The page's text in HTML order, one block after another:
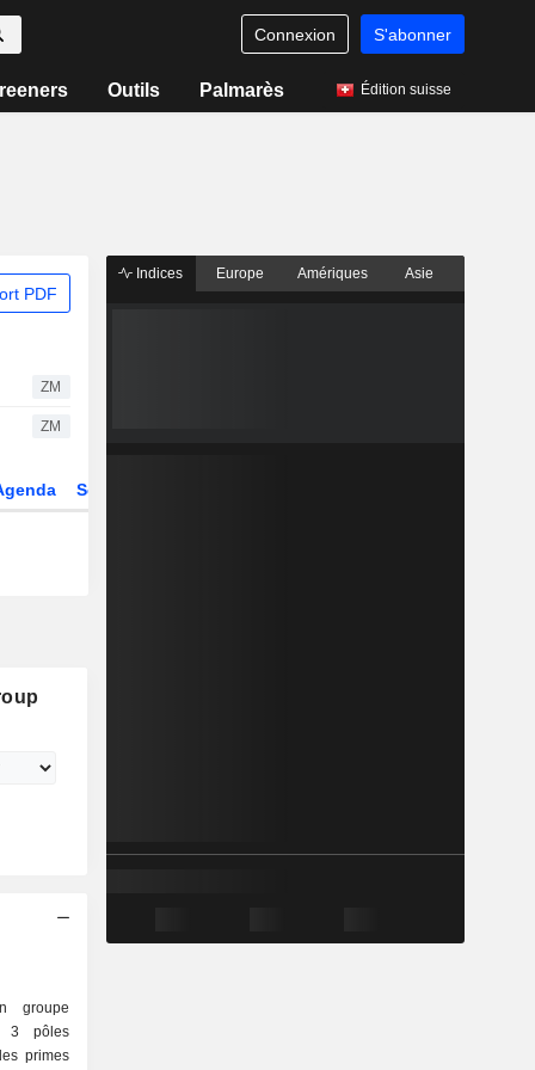
Connexion S'abonner
Outils Palmarès Édition suisse
PDF
ZM
ZM
Secteur
groupe
3 pôles
Indices Europe Amériques Asie